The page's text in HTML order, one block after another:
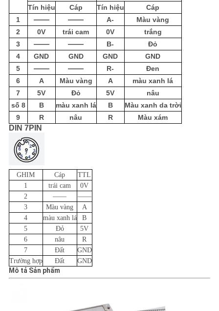
Tín hiệu
Cáp Tín hiệu
Cáp
1
—— —— A-
Màu vàng
2
0V trái cam 0V
trắng
3
—— —— B-
Đỏ
4
GND GND GND
GND
5
—— —— R-
Đen
6
A Màu vàng A
màu xanh lá
7
5V Đỏ 5V
nâu
số 8
B màu xanh lá B
Màu xanh da trời
9
R nâu R Màu xám
DIN 7PIN
GHIM Cáp
TTL
1
trái cam
0V
2
——
——
3
Màu vàng
A
4
màu xanh lá
B
5
Đỏ
5V
6
nâu
R
7
Đất
GND
Trường hợp
Đất GND
Mô tả Sản phẩm